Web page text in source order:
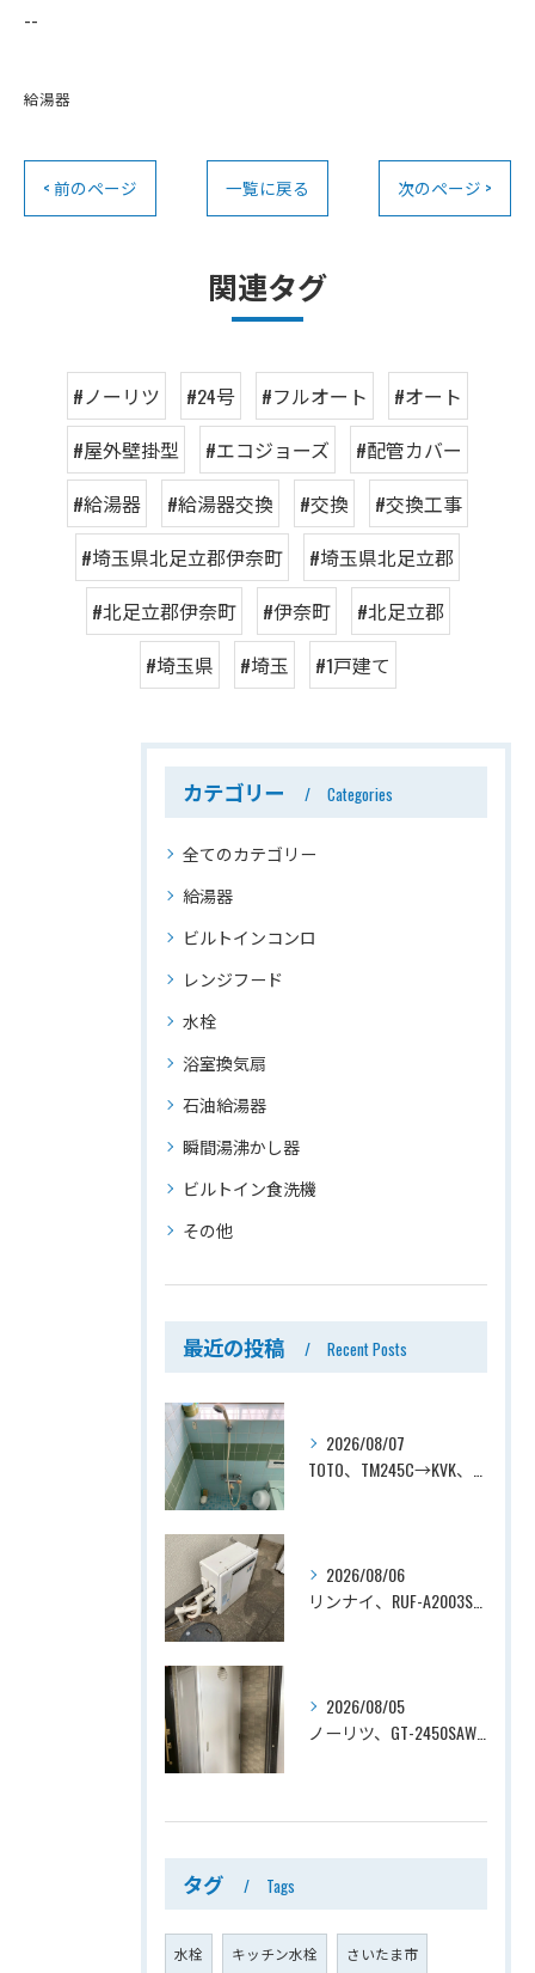
--
給湯器
< 前のページ 一覧に戻る 次のページ >
関連タグ
#ノーリツ #24号 #フルオート
#オート
#屋外壁掛型
#エコジョーズ
#配管カバー
#給湯器
#給湯器交換 #交換
#交換工事
#埼玉県北足立郡伊奈町
#埼玉県北足立郡
#北足立郡伊奈町
#伊奈町
#北足立郡
#埼玉県
#埼玉 #1戸建て
カテゴリー Categories
全てのカテゴリー
給湯器
ビルトインコンロ
レンジフード
水栓
浴室換気扇
石油給湯器
瞬間湯沸かし器
ビルトイン食洗機
その他
最近の投稿 Recent Posts
2026/08/07
TOTO、TM245C→KVK、KF800T、壁付タイプ、サーモスタット付シャワーバス水栓、浴室用水栓交換工事ー埼玉県上尾市平塚
2026/08/06
リンナイ、RUF-A2003SAG(A)→ノーリツ、GT-C2072SAR-1 BL、20号、エコジョーズ、オート、屋外据置型、給湯器交換工事ー埼玉県上尾市平塚
2026/08/05
ノーリツ、GT-2450SAWX-TB→ノーリツ、GT-2470SAW-TB-1 BL 、24号、オート、PS扉内後方排気、給湯器交換工事ー埼玉県さいたま市南区鹿手袋
タグ Tags
水栓 キッチン水栓 さいたま市